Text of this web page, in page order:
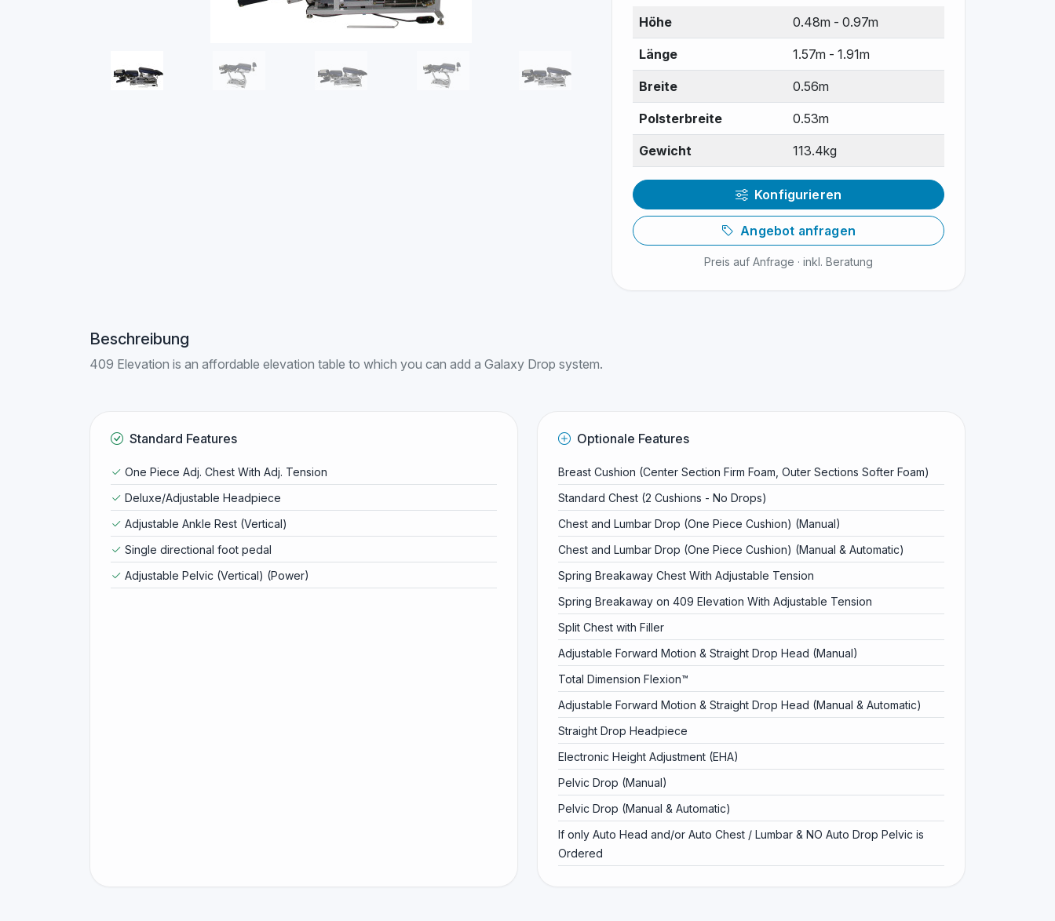
Höhe
0.48m - 0.97m
Länge 1.57m - 1.91m
Breite 0.56m
Polsterbreite 0.53m
Gewicht 113.4kg
Konfigurieren
Angebot anfragen
Preis auf Anfrage · inkl. Beratung
Beschreibung
409 Elevation is an affordable elevation table to which you can add a Galaxy Drop system.
Standard Features
One Piece Adj. Chest With Adj. Tension
Deluxe/Adjustable Headpiece
Adjustable Ankle Rest (Vertical)
Single directional foot pedal
Adjustable Pelvic (Vertical) (Power)
Optionale Features
Breast Cushion (Center Section Firm Foam, Outer Sections Softer Foam)
Standard Chest (2 Cushions - No Drops)
Chest and Lumbar Drop (One Piece Cushion) (Manual)
Chest and Lumbar Drop (One Piece Cushion) (Manual & Automatic)
Spring Breakaway Chest With Adjustable Tension
Spring Breakaway on 409 Elevation With Adjustable Tension
Split Chest with Filler
Adjustable Forward Motion & Straight Drop Head (Manual)
Total Dimension Flexion™
Adjustable Forward Motion & Straight Drop Head (Manual & Automatic)
Straight Drop Headpiece
Electronic Height Adjustment (EHA)
Pelvic Drop (Manual)
Pelvic Drop (Manual & Automatic)
If only Auto Head and/or Auto Chest / Lumbar & NO Auto Drop Pelvic is
Ordered